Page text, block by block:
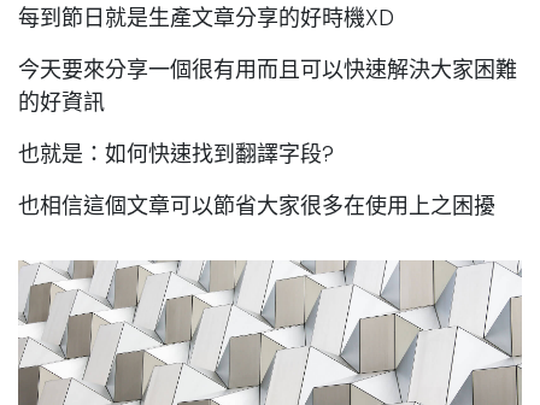
每到節日就是生產文章分享的好時機XD
今天要來分享一個很有用而且可以快速解決大家困難
的好資訊
也就是：如何快速找到翻譯字段?
也相信這個文章可以節省大家很多在使用上之困擾